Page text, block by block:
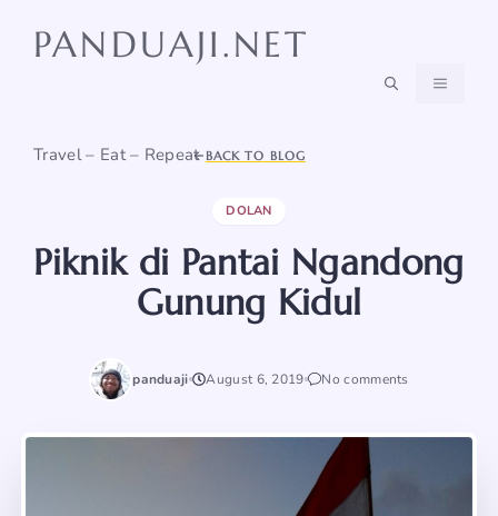
PANDUAJI.NET
Travel – Eat – Repeat
MENU
BACK TO BLOG
DOLAN
Piknik di Pantai Ngandong
Gunung Kidul
panduaji August 6, 2019 No comments